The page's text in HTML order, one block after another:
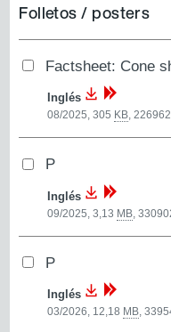
Folletos / posters
Factsheet: Cone
Inglés
08/2025, 305 KB,
P
Inglés
09/2025, 3,13 MB ,
P
Inglés
03/2026, 12,18 MB,